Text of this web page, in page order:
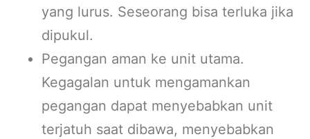
yang lurus. Seseorang bisa terluka jika
dipukul.
Pegangan aman ke unit utama.
Kegagalan untuk mengamankan
pegangan dapat menyebabkan unit
terjatuh saat dibawa, menyebabkan